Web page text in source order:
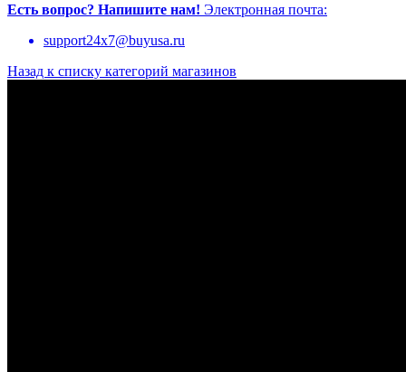
Есть вопрос? Напишите нам! Электронная почта:
support24x7@buyusa.ru
Назад к списку категорий магазинов